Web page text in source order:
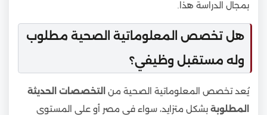
بمجال الدراسة هذا.
هل تخصص المعلوماتية الصحية مطلوب
وله مستقبل وظيفي؟
يُعد تخصص المعلوماتية الصحية من
التخصصات الحديثة
المطلوبة بشكل متزايد، سواء في مصر أو على المستوى